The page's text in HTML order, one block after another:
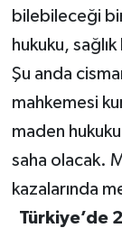
bilebileceği
hukuku,
Şu anda
mahkemesi
maden
saha olacak.
kazalarında
Türkiye’de